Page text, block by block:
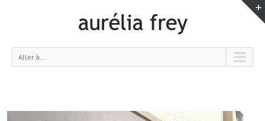
Aller à...